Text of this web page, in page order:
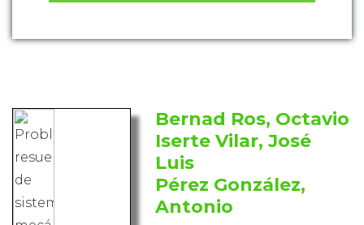
Bernad Ros, Octavio
Iserte Vilar, José
Luis
Pérez González,
Antonio